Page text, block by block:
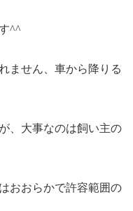
^^
ません、車から降りる
、大事なのは飼い主の
おおらかで許容範囲の